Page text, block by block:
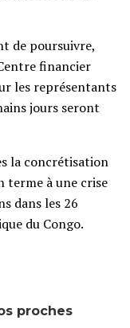
de poursuivre,
financier
les représentants
jours seront
la concrétisation
terme à une crise
dans les 26
du Congo.
proches